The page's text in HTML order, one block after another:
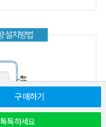
구매하기
톡톡하세요